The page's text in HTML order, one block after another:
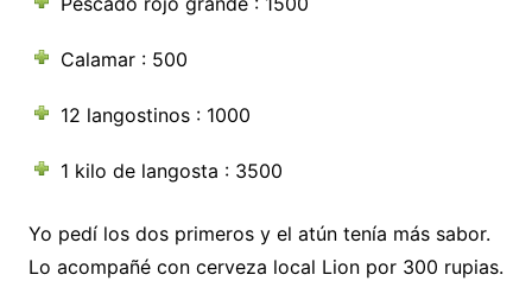
Calamar : 500
12 langostinos : 1000
1 kilo de langosta : 3500
Yo pedí los dos primeros y el atún tenía más sabor.
Lo acompañé con cerveza local Lion por 300 rupias.